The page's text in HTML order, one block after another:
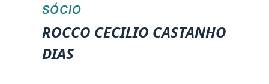
SÓCIO
ROCCO CECILIO CASTANHO
DIAS